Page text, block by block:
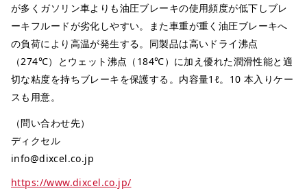
が多くガソリン車よりも油圧ブレーキの使用頻度が低下しブレ
ーキフルードが劣化しやすい。また車重が重く油圧ブレーキへ
の負荷により高温が発生する。同製品は高いドライ沸点
（274℃）とウェット沸点（184℃）に加え優れた潤滑性能と適
切な粘度を持ちブレーキを保護する。内容量1ℓ。10 本入りケー
スも用意。
（問い合わせ先）
ディクセル
info@dixcel.co.jp
https://www.dixcel.co.jp/